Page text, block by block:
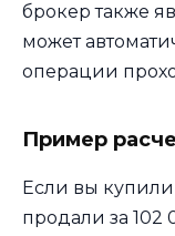
брокер также
может
операции
Пример
Если вы
продали за 102